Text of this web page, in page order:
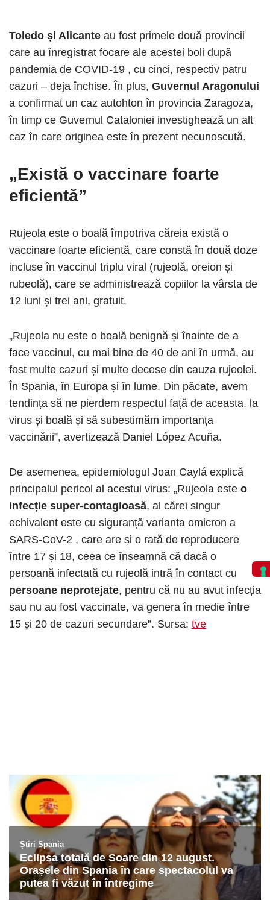
Toledo și Alicante au fost primele două provincii
care au înregistrat focare ale acestei boli după
pandemia de COVID-19 , cu cinci, respectiv patru
cazuri – deja închise. În plus, Guvernul Aragonului
a confirmat un caz autohton în provincia Zaragoza,
în timp ce Guvernul Cataloniei investighează un alt
caz în care originea este în prezent necunoscută.
„Există o vaccinare foarte
eficientă”
Rujeola este o boală împotriva căreia există o
vaccinare foarte eficientă, care constă în două doze
incluse în vaccinul triplu viral (rujeolă, oreion și
rubeolă), care se administrează copiilor la vârsta de
12 luni și trei ani, gratuit.
„Rujeola nu este o boală benignă și înainte de a
face vaccinul, cu mai bine de 40 de ani în urmă, au
fost multe cazuri și multe decese din cauza rujeolei.
În Spania, în Europa și în lume. Din păcate, avem
tendința să ne pierdem respectul față de aceasta. la
virus și boală și să subestimăm importanța
vaccinării”, avertizează Daniel López Acuña.
De asemenea, epidemiologul Joan Caylá explică
principalul pericol al acestui virus: „Rujeola este o
infecție super-contagioasă, al cărei singur
echivalent este cu siguranță varianta omicron a
SARS-CoV-2 , care are și o rată de reproducere
între 17 și 18, ceea ce înseamnă că dacă o
persoană infectată cu rujeolă intră în contact cu
persoane neprotejate, pentru că nu au avut infecția
sau nu au fost vaccinate, va genera în medie între
15 și 20 de cazuri secundare”. Sursa: tve